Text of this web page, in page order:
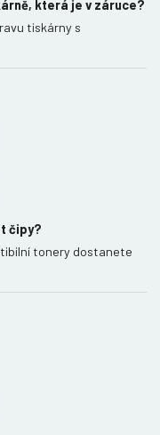
která je v záruce?
tiskárny s
čipy?
tonery dostanete